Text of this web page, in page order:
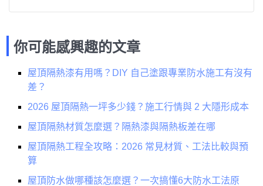
你可能感興趣的文章
屋頂隔熱漆有用嗎？DIY 自己塗跟專業防水施工有沒有
差？
2026 屋頂隔熱一坪多少錢？施工行情與 2 大隱形成本
屋頂隔熱材質怎麼選？隔熱漆與隔熱板差在哪
屋頂隔熱工程全攻略：2026 常見材質、工法比較與預
算
屋頂防水做哪種該怎麼選？一次搞懂6大防水工法原